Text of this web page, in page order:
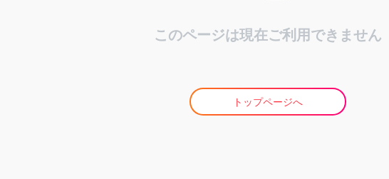
このページは現在ご利用できません